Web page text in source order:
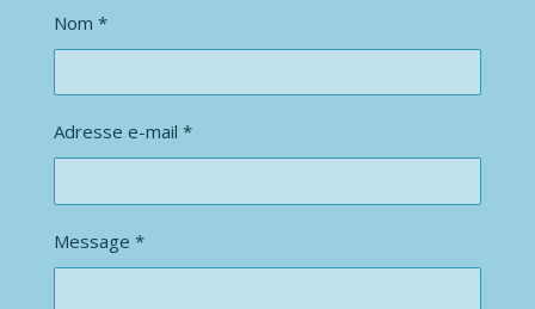
Nom *
Adresse e-mail *
Message *